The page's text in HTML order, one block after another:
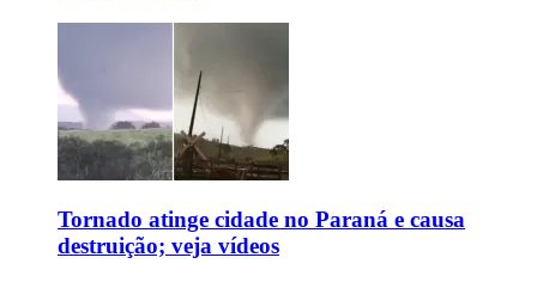
Tornado atinge cidade no Paraná e causa
destruição; veja vídeos